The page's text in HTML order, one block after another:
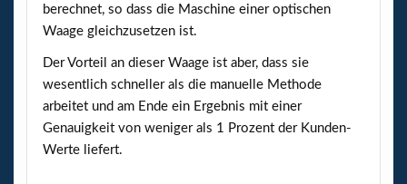
berechnet, so dass die Maschine einer optischen
Waage gleichzusetzen ist.
Der Vorteil an dieser Waage ist aber, dass sie
wesentlich schneller als die manuelle Methode
arbeitet und am Ende ein Ergebnis mit einer
Genauigkeit von weniger als 1 Prozent der Kunden-
Werte liefert.